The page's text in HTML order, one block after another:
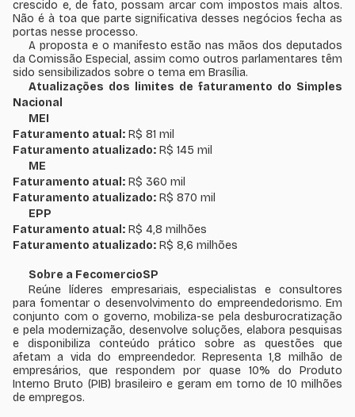
crescido e, de fato, possam arcar com impostos mais altos.
Não é à toa que parte significativa desses negócios fecha as
portas nesse processo.
A proposta e o manifesto estão nas mãos dos deputados
da Comissão Especial, assim como outros parlamentares têm
sido sensibilizados sobre o tema em Brasília.
Atualizações dos limites de faturamento do Simples
Nacional
MEI
Faturamento atual: R$ 81 mil
Faturamento atualizado: R$ 145 mil
ME
Faturamento atual: R$ 360 mil
Faturamento atualizado: R$ 870 mil
EPP
Faturamento atual: R$ 4,8 milhões
Faturamento atualizado: R$ 8,6 milhões
Sobre a FecomercioSP
Reúne líderes empresariais, especialistas e consultores
para fomentar o desenvolvimento do empreendedorismo. Em
conjunto com o governo, mobiliza-se pela desburocratização
e pela modernização, desenvolve soluções, elabora pesquisas
e disponibiliza conteúdo prático sobre as questões que
afetam a vida do empreendedor. Representa 1,8 milhão de
empresários, que respondem por quase 10% do Produto
Interno Bruto (PIB) brasileiro e geram em torno de 10 milhões
de empregos.